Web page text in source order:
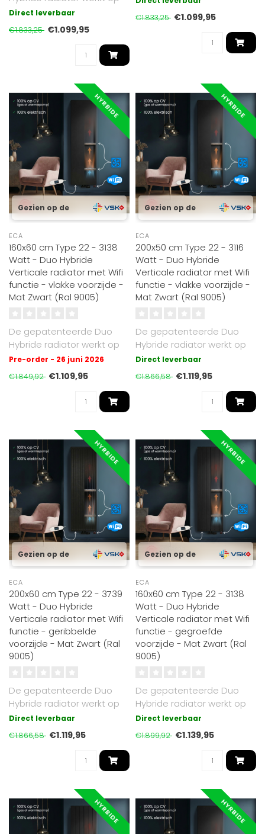
cv of elektrisch. Mat Zwart
Direct leverbaar
€1.833,25 €1.099,95
zowel op cv (gas..
€1.833,25 €1.099,95
HYRBIDE
Gezien op de
ECA
160x60 cm Type 22 - 3138
Watt - Duo Hybride
Verticale radiator met Wifi
functie - vlakke voorzijde -
Mat Zwart (Ral 9005)
De gepatenteerde Duo
Hybride radiator werkt op
cv of elektrisch. Met Oppio
Pre-order - 26 juni 2026
€1.849,92 €1.109,95
HYRBIDE
Gezien op de
ECA
200x50 cm Type 22 - 3116
Watt - Duo Hybride
Verticale radiator met Wifi
functie - vlakke voorzijde -
Mat Zwart (Ral 9005)
De gepatenteerde Duo
Hybride radiator werkt op
cv of elektrisch. Mat Zwart
Direct leverbaar
€1.866,58 €1.119,95
HYRBIDE
Gezien op de
ECA
200x60 cm Type 22 - 3739
Watt - Duo Hybride
Verticale radiator met Wifi
functie - geribbelde
voorzijde - Mat Zwart (Ral
9005)
De gepatenteerde Duo
Hybride radiator werkt op
cv of elektrisch. Met Oppio
warmt..
Direct leverbaar
€1.866,58 €1.119,95
HYRBIDE
Gezien op de
ECA
160x60 cm Type 22 - 3138
Watt - Duo Hybride
Verticale radiator met Wifi
functie - gegroefde
voorzijde - Mat Zwart (Ral
9005)
De gepatenteerde Duo
Hybride radiator werkt op
cv of elektrisch. Mat Zwart
RAL 9..
Direct leverbaar
€1.899,92 €1.139,95
HYRBIDE HYRBIDE